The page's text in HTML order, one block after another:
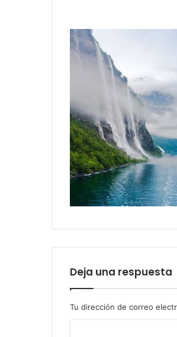
Deja una respuesta
Tu dirección de correo